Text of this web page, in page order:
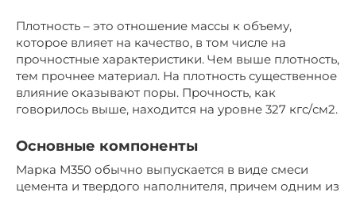
Плотность – это отношение массы к объему,
которое влияет на качество, в том числе на
прочностные характеристики. Чем выше плотность,
тем прочнее материал. На плотность существенное
влияние оказывают поры. Прочность, как
говорилось выше, находится на уровне 327 кгс/см2.
Основные компоненты
Марка М350 обычно выпускается в виде смеси
цемента и твердого наполнителя, причем одним из